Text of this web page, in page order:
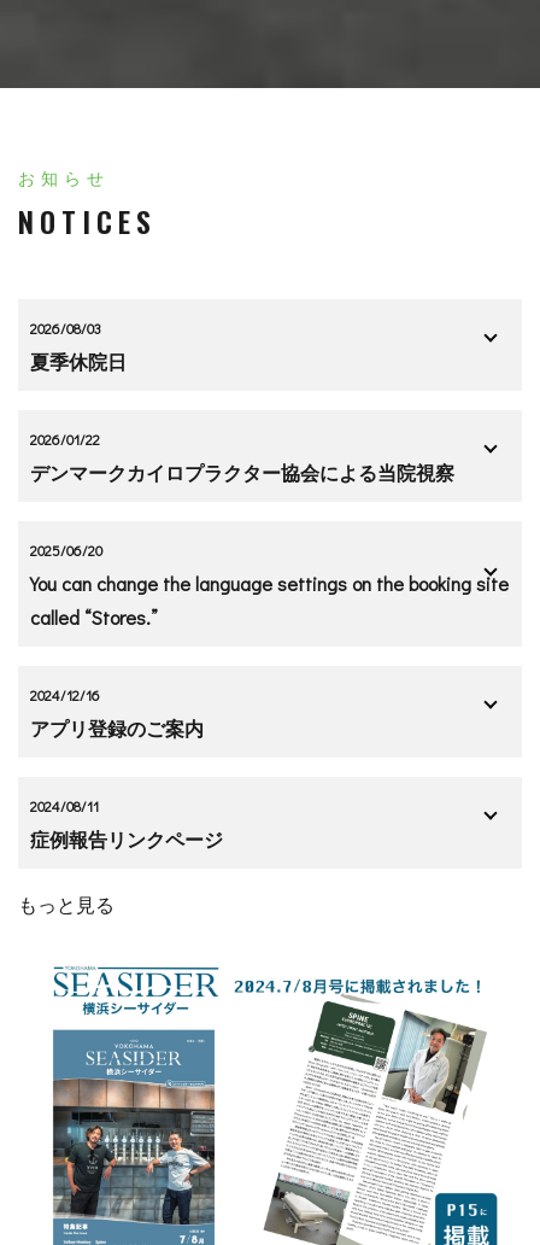
お知らせ
NOTICES
2026/08/03
夏季休院日
2026/01/22
デンマークカイロプラクター協会による当院視察
2025/06/20
You can change the language settings on the booking site
called “Stores.”
2024/12/16
アプリ登録のご案内
2024/08/11
症例報告リンクページ
もっと見る